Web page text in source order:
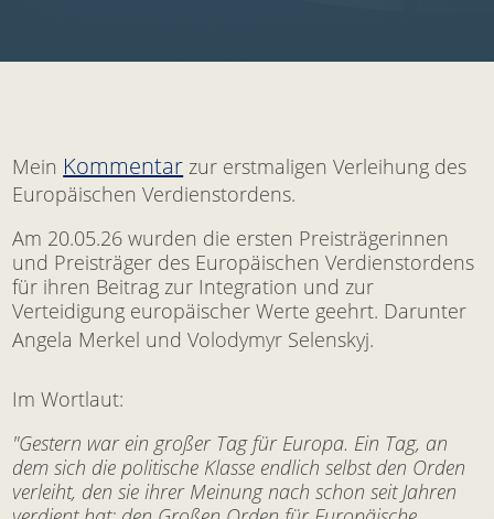
Mein Kommentar zur erstmaligen Verleihung des
Europäischen Verdienstordens.
Am 20.05.26 wurden die ersten Preisträgerinnen
und Preisträger des Europäischen Verdienstordens
für ihren Beitrag zur Integration und zur
Verteidigung europäischer Werte geehrt. Darunter
Angela Merkel und Volodymyr Selenskyj.
Im Wortlaut:
"Gestern war ein großer Tag für Europa. Ein Tag, an
dem sich die politische Klasse endlich selbst den Orden
verleiht, den sie ihrer Meinung nach schon seit Jahren